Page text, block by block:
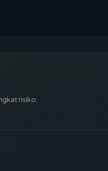
risiko,